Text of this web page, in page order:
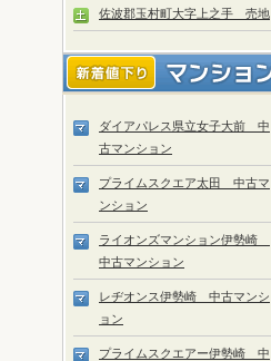
佐波郡玉村町大字上之手 売地
ダイアパレス県立女子大前 中
古マンション
プライムスクエア太田 中古マ
ンション
ライオンズマンション伊勢崎
中古マンション
レヂオンス伊勢崎 中古マンシ
ョン
プライムスクエアー伊勢崎 中